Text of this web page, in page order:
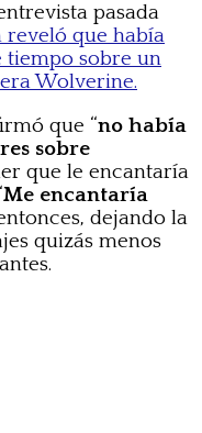
pasada
reveló que había
tiempo sobre un
Wolverine.
que “no había
sobre
que le encantaría
Me encantaría
dejando la
quizás menos